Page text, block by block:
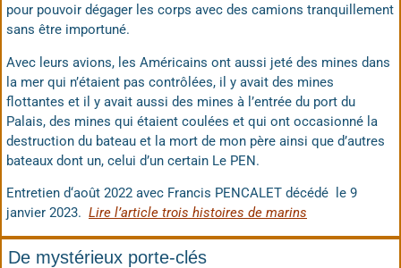
pour pouvoir dégager les corps avec des camions tranquillement
sans être importuné.
Avec leurs avions, les Américains ont aussi jeté des mines dans
la mer qui n’étaient pas contrôlées, il y avait des mines
flottantes et il y avait aussi des mines à l’entrée du port du
Palais, des mines qui étaient coulées et qui ont occasionné la
destruction du bateau et la mort de mon père ainsi que d’autres
bateaux dont un, celui d’un certain Le PEN.
Entretien d‘août 2022 avec Francis PENCALET décédé le 9
janvier 2023. Lire l’article trois histoires de marins
De mystérieux porte-clés